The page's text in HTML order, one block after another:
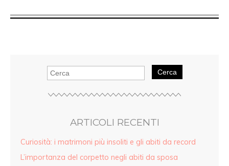
Cerca
ARTICOLI RECENTI
Curiosità: i matrimoni più insoliti e gli abiti da record
L’importanza del corpetto negli abiti da sposa